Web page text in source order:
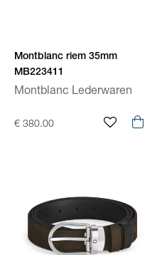
Montblanc riem 35mm
MB223411
Montblanc Lederwaren
€ 380.00